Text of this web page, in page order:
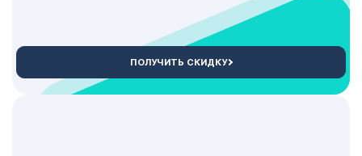
ПОЛУЧИТЬ СКИДКУ